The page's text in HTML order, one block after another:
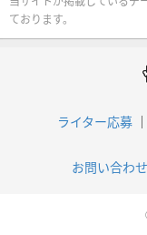
ております。
ライター応募
お問い合わせ